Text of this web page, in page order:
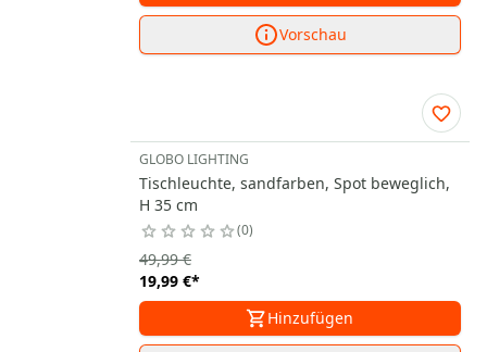
Vorschau
GLOBO LIGHTING
Tischleuchte, sandfarben, Spot beweglich,
H 35 cm
0
19,99 €*
49,99 €
Hinzufügen